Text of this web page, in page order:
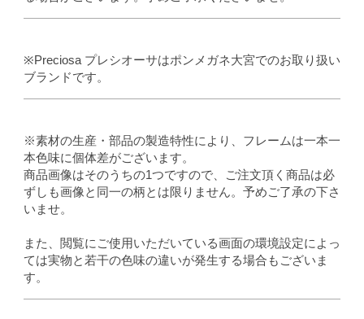
※Preciosa プレシオーサはポンメガネ大宮でのお取り扱い
ブランドです。
※素材の生産・部品の製造特性により、フレームは一本一
本色味に個体差がございます。
商品画像はそのうちの1つですので、ご注文頂く商品は必
ずしも画像と同一の柄とは限りません。予めご了承の下さ
いませ。
また、閲覧にご使用いただいている画面の環境設定によっ
ては実物と若干の色味の違いが発生する場合もございま
す。